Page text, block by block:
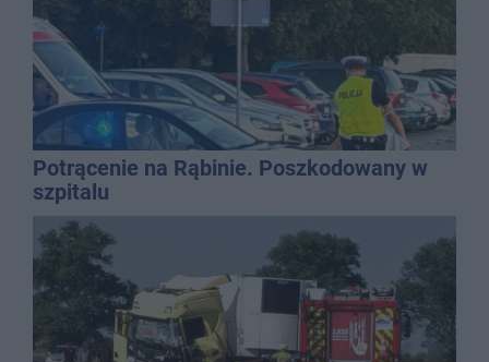
Potrącenie na Rąbinie. Poszkodowany w
szpitalu